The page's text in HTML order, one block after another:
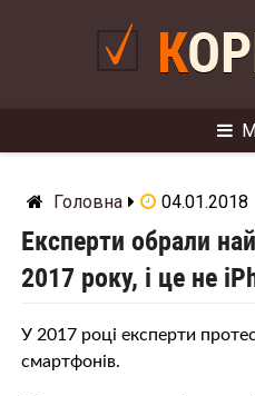
Головна 04.01.2018
Експерти обрали
2017 року, і це не
У 2017 році експерти
смартфонів.